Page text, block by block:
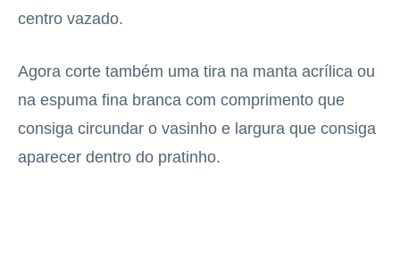
centro vazado.
Agora corte também uma tira na manta acrílica ou
na espuma fina branca com comprimento que
consiga circundar o vasinho e largura que consiga
aparecer dentro do pratinho.